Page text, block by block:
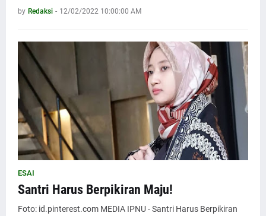
by Redaksi - 12/02/2022 10:00:00 AM
ESAI
Santri Harus Berpikiran Maju!
Foto: id.pinterest.com MEDIA IPNU - Santri Harus Berpikiran